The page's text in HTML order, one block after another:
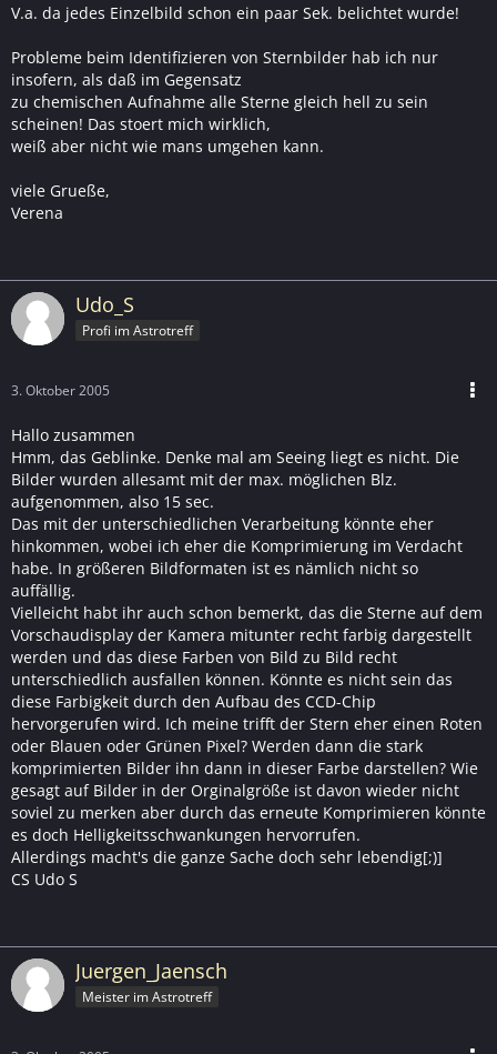
V.a. da jedes Einzelbild schon ein paar Sek. belichtet wurde!
Probleme beim Identifizieren von Sternbilder hab ich nur
insofern, als daß im Gegensatz
zu chemischen Aufnahme alle Sterne gleich hell zu sein
scheinen! Das stoert mich wirklich,
weiß aber nicht wie mans umgehen kann.
viele Grueße,
Verena
Udo_S
Profi im Astrotreff
3. Oktober 2005
Hallo zusammen
Hmm, das Geblinke. Denke mal am Seeing liegt es nicht. Die
Bilder wurden allesamt mit der max. möglichen Blz.
aufgenommen, also 15 sec.
Das mit der unterschiedlichen Verarbeitung könnte eher
hinkommen, wobei ich eher die Komprimierung im Verdacht
habe. In größeren Bildformaten ist es nämlich nicht so
auffällig.
Vielleicht habt ihr auch schon bemerkt, das die Sterne auf dem
Vorschaudisplay der Kamera mitunter recht farbig dargestellt
werden und das diese Farben von Bild zu Bild recht
unterschiedlich ausfallen können. Könnte es nicht sein das
diese Farbigkeit durch den Aufbau des CCD-Chip
hervorgerufen wird. Ich meine trifft der Stern eher einen Roten
oder Blauen oder Grünen Pixel? Werden dann die stark
komprimierten Bilder ihn dann in dieser Farbe darstellen? Wie
gesagt auf Bilder in der Orginalgröße ist davon wieder nicht
soviel zu merken aber durch das erneute Komprimieren könnte
es doch Helligkeitsschwankungen hervorrufen.
Allerdings macht's die ganze Sache doch sehr lebendig[;)]
CS Udo S
Juergen_Jaensch
Meister im Astrotreff